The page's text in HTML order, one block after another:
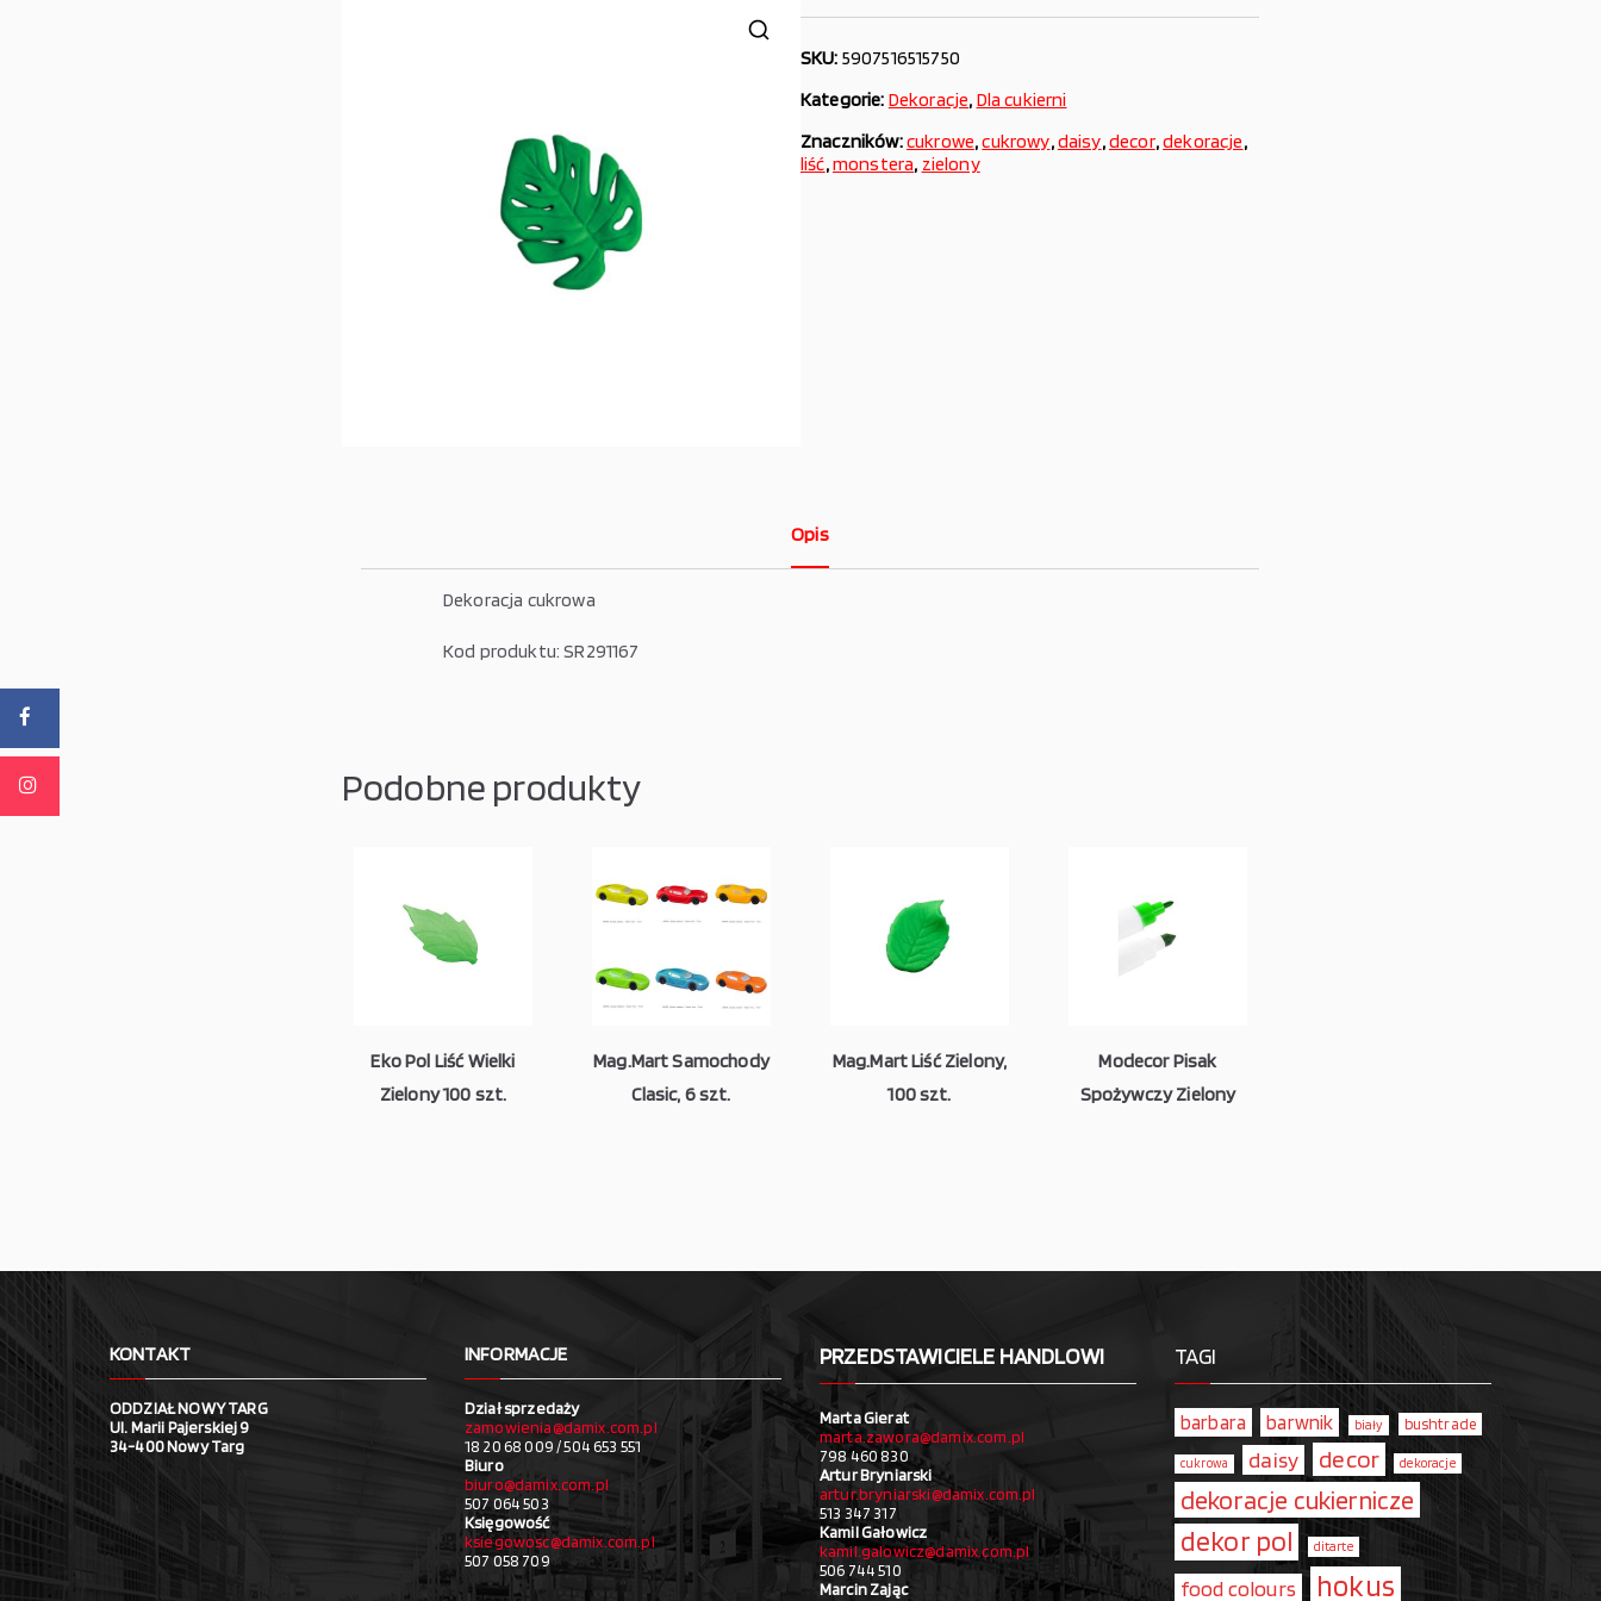
SKU: 5907516515750
Kategorie: Dekoracje, Dla cukierni
Znaczników:cukrowe,cukrowy,daisy,decor,dekoracje,
liść,monstera, zielony
Opis
Dekoracja cukrowa
Kod produktu: SR291167
Podobne produkty
Eko Pol Liść Wielki
Zielony 100 szt.
Mag.Mart Samochody
Clasic, 6 szt.
Mag.Mart Liść Zielony,
100 szt.
Modecor Pisak
Spożywczy Zielony
KONTAKT
ODDZIAŁ NOWY TARG
Ul. Marii Pajerskiej 9
34-400 Nowy Targ
INFORMACJE
Dział sprzedaży
zamowienia@damix.com.pl
18 20 68 009 / 504 653 551
Biuro
biuro@damix.com.pl
507 064 503
Księgowość
ksiegowosc@damix.com.pl
507 058 709
PRZEDSTAWICIELE HANDLOWI
Marta Gierat
marta.zawora@damix.com.pl
798 460 830
Artur Bryniarski
artur.bryniarski@damix.com.pl
513 347 317
Kamil Gałowicz
kamil.galowicz@damix.com.pl
506 744 510
Marcin Zając
TAGI
barbara barwnik biały bushtrade
cukrowa daisy decor dekoracje
dekoracje cukiernicze
dekor pol ditarte
food colours hokus